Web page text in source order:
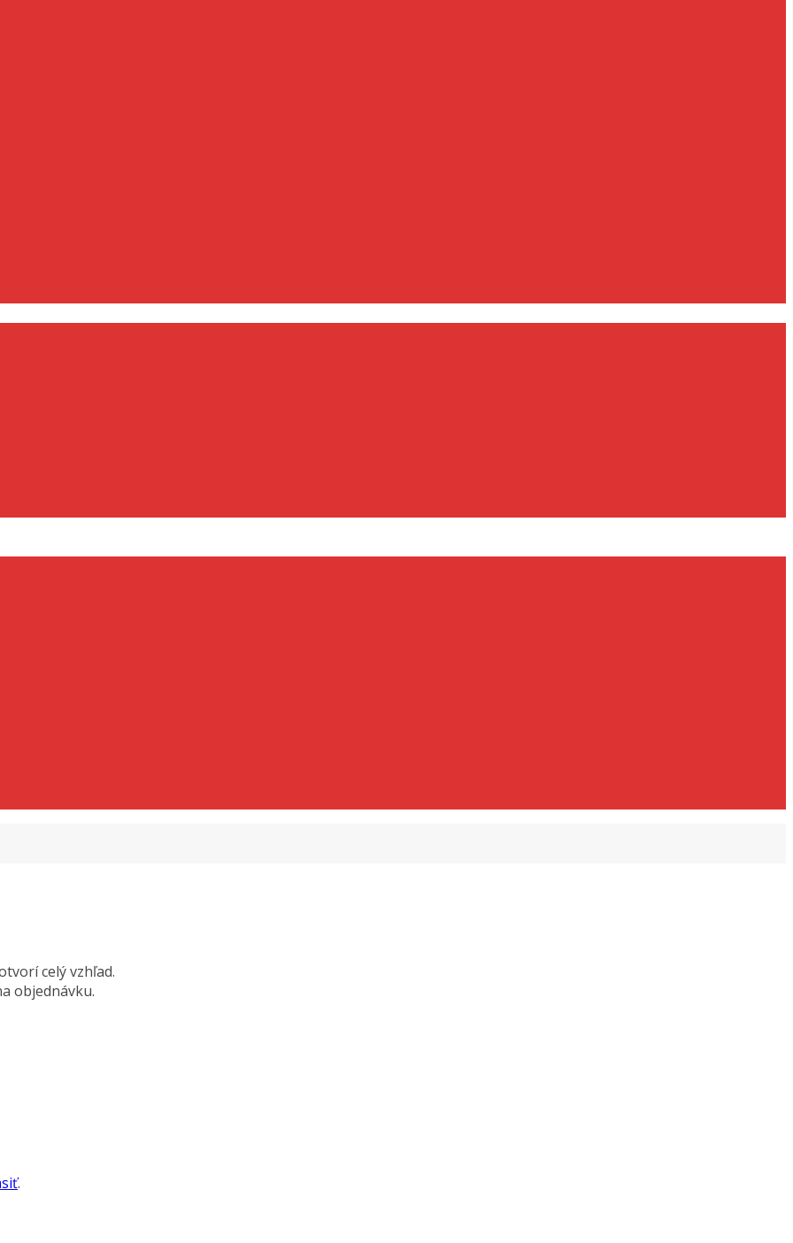
celý vzhľad.
objednávku.
.